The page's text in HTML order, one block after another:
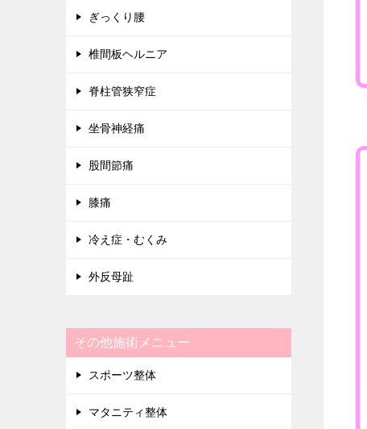
ぎっくり腰
椎間板ヘルニア
脊柱管狭窄症
坐骨神経痛
股間節痛
膝痛
冷え症・むくみ
外反母趾
その他施術メニュー
スポーツ整体
マタニティ整体